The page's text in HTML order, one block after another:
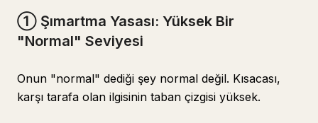
① Şımartma Yasası: Yüksek Bir
"Normal" Seviyesi
Onun "normal" dediği şey normal değil. Kısacası,
karşı tarafa olan ilgisinin taban çizgisi yüksek.